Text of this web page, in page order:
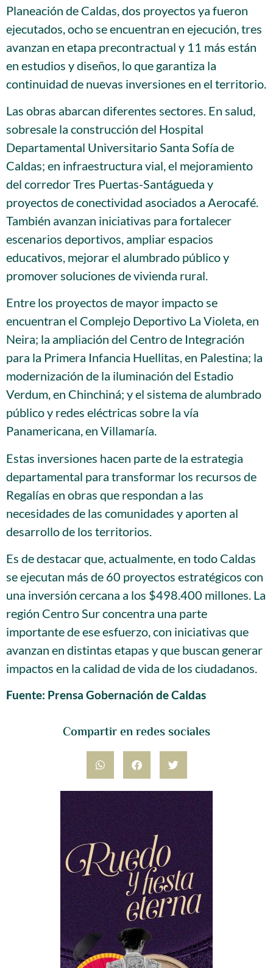
Compartir en redes sociales
Planeación de Caldas, dos proyectos ya fueron
ejecutados, ocho se encuentran en ejecución, tres
avanzan en etapa precontractual y 11 más están
en estudios y diseños, lo que garantiza la
continuidad de nuevas inversiones en el territorio.
Las obras abarcan diferentes sectores. En salud,
sobresale la construcción del Hospital
Departamental Universitario Santa Sofía de
Caldas; en infraestructura vial, el mejoramiento
del corredor Tres Puertas-Santágueda y
proyectos de conectividad asociados a Aerocafé.
También avanzan iniciativas para fortalecer
escenarios deportivos, ampliar espacios
educativos, mejorar el alumbrado público y
promover soluciones de vivienda rural.
Entre los proyectos de mayor impacto se
encuentran el Complejo Deportivo La Violeta, en
Neira; la ampliación del Centro de Integración
para la Primera Infancia Huellitas, en Palestina; la
modernización de la iluminación del Estadio
Verdum, en Chinchiná; y el sistema de alumbrado
público y redes eléctricas sobre la vía
Panamericana, en Villamaría.
Estas inversiones hacen parte de la estrategia
departamental para transformar los recursos de
Regalías en obras que respondan a las
necesidades de las comunidades y aporten al
desarrollo de los territorios.
Es de destacar que, actualmente, en todo Caldas
se ejecutan más de 60 proyectos estratégicos con
una inversión cercana a los $498.400 millones. La
región Centro Sur concentra una parte
importante de ese esfuerzo, con iniciativas que
avanzan en distintas etapas y que buscan generar
impactos en la calidad de vida de los ciudadanos.
Fuente: Prensa Gobernación de Caldas